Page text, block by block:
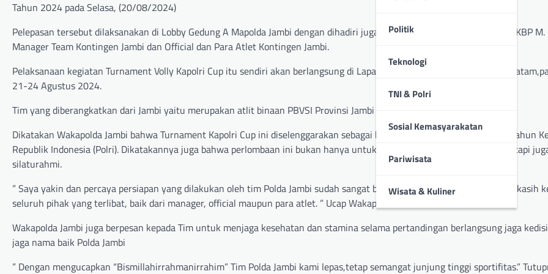
Politik
Teknologi
TNI & Polri
Sosial Kemasyarakatan
Pariwisata
Wisata & Kuliner
Tahun 2024 pada Selasa, (20/08/2024)
Pelepasan tersebut dilaksanakan di Lobby Gedung A Mapolda Jambi dengan dihadiri juga oleh Wadir Lantas Polda Jambi AKBP
Manager Team Kontingen Jambi dan Official dan Para Atlet Kontingen Jambi.
Pelaksanaan kegiatan Turnament Volly Kapolri Cup itu sendiri akan berlangsung di Lapangan Temenggung Abdul Jamal,
21-24 Agustus 2024.
Tim yang diberangkatkan dari Jambi yaitu merupakan atlit binaan PBVSI Provinsi Jambi dan 3 orang atlit Polri.
Dikatakan Wakapolda Jambi bahwa Turnament Kapolri Cup ini diselenggarakan sebagai bagian dari perayaan Hari Ulang Tahun
Republik Indonesia (Polri). Dikatakannya juga bahwa perlombaan ini bukan hanya untuk ajang unjuk kebolehan olahraga tapi
silaturahmi.
” Saya yakin dan percaya persiapan yang dilakukan oleh tim Polda Jambi sudah sangat baik, sehingga kami ucapan terimakasih
seluruh pihak yang terlibat, baik dari manager, official maupun para atlet. ” Ucap Wakapolda Jambi.
Wakapolda Jambi juga berpesan kepada Tim untuk menjaga kesehatan dan stamina selama pertandingan berlangsung jaga
jaga nama baik Polda Jambi
” Dengan mengucapkan “Bismillahirrahmanirrahim” Tim Polda Jambi kami lepas,tetap semangat junjung tinggi sportifitas.”